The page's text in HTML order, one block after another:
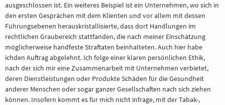
ausgeschlossen ist. Ein weiteres Beispiel ist ein Unternehmen, wo sich in
den ersten Gesprächen mit dem Klienten und vor allem mit dessen
Führungsebenen herauskristallisierte, dass dort Handlungen im
rechtlichen Graubereich stattfanden, die nach meiner Einschätzung
möglicherweise handfeste Straftaten beinhalteten. Auch hier habe
ichden Auftrag abgelehnt. Ich folge einer klaren persönlichen Ethik,
nach der sich mir eine Zusammenarbeit mit Unternehmen verbietet,
deren Dienstleistungen oder Produkte Schäden für die Gesundheit
anderer Menschen oder sogar ganzer Gesellschaften nach sich ziehen
können. Insofern kommt es für mich nicht infrage, mit der Tabak-,